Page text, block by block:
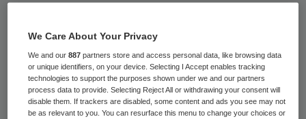
We Care About Your Privacy
We and our887 partners store and access personal data, like browsing data
or unique identifiers, on your device. Selecting I Accept enables tracking
technologies to support the purposes shown under we and our partners
process data to provide. Selecting Reject All or withdrawing your consent will
disable them. If trackers are disabled, some content and ads you see may not
be as relevant to you. You can resurface this menu to change your choices or